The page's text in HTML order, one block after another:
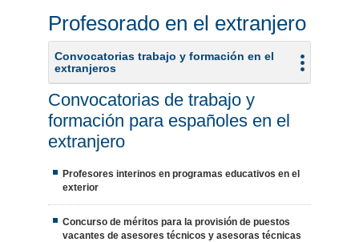
Profesorado en el extranjero
Convocatorias trabajo y formación en el
extranjeros
Convocatorias de trabajo y
formación para españoles en el
extranjero
Profesores interinos en programas educativos en el
exterior
Concurso de méritos para la provisión de puestos
vacantes de asesores técnicos y asesoras técnicas